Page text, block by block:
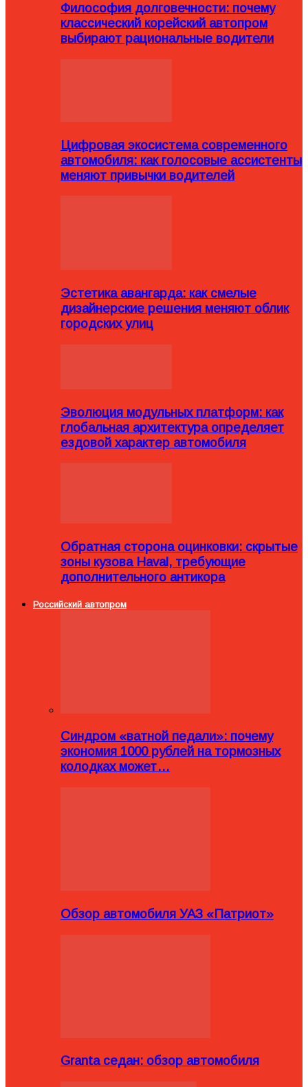
Философия долговечности: почему
классический корейский автопром
выбирают рациональные водители
Цифровая экосистема современного
автомобиля: как голосовые ассистенты
меняют привычки водителей
Эстетика авангарда: как смелые
дизайнерские решения меняют облик
городских улиц
Эволюция модульных платформ: как
глобальная архитектура определяет
ездовой характер автомобиля
Обратная сторона оцинковки: скрытые
зоны кузова Haval, требующие
дополнительного антикора
Российский автопром
Синдром «ватной педали»: почему
экономия 1000 рублей на тормозных
колодках может…
Обзор автомобиля УАЗ «Патриот»
Granta седан: обзор автомобиля